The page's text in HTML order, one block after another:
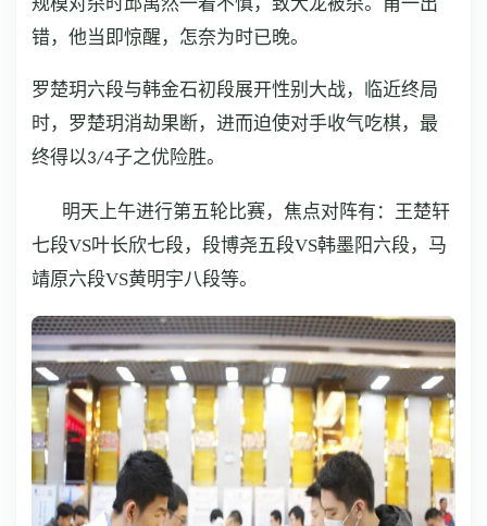
错，他当即惊醒，怎奈为时已晚。
罗楚玥六段与韩金石初段展开性别大战，临近终局
时，罗楚玥消劫果断，进而迫使对手收气吃棋，最
终得以3/4子之优险胜。
明天上午进行第五轮比赛，焦点对阵有：王楚轩
七段VS叶长欣七段，段博尧五段VS韩墨阳六段，马
靖原六段VS黄明宇八段等。